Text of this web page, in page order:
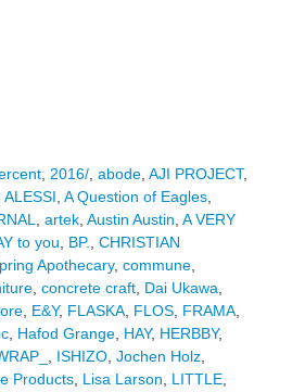
, 2016/, abode, AJI PROJECT,
ALESSI, A Question of Eagles,
, artek, Austin Austin, A VERY
to you, BP., CHRISTIAN
Apothecary, commune,
, concrete craft, Dai Ukawa,
, E&Y, FLASKA, FLOS, FRAMA,
, Hafod Grange, HAY, HERBBY,
, ISHIZO, Jochen Holz,
Products, Lisa Larson, LITTLE,